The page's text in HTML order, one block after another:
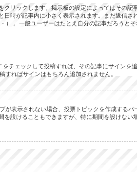
リックします。掲示板の設定によってはその記
時が記事内に小さく表示されます。まだ返信さ
。一般ユーザーはたとえ自分の記事だろうと
チェックして投稿すれば、その記事にサインを
すればサインはもちろん追加されません。
が表示されない場合、投票トピックを作成するパ
設けることもできますが、特に期間を設けない